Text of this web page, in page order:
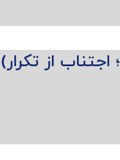
از تکرار)